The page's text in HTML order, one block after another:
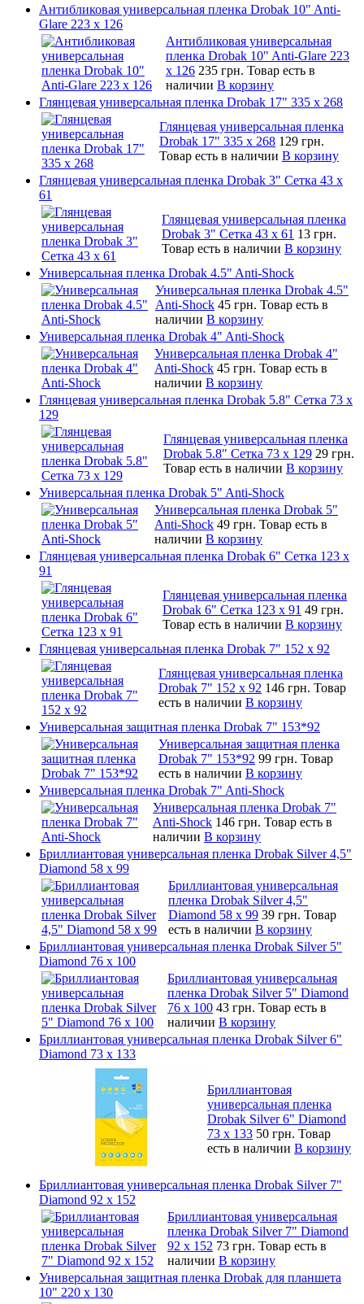
Антибликовая универсальная пленка Drobak 10" Anti-
Glare 223 x 126
Антибликовая универсальная
пленка Drobak 10" Anti-Glare 223
x 126 235 грн. Товар есть в
наличии В корзину
Глянцевая универсальная пленка Drobak 17" 335 х 268
Глянцевая универсальная пленка
Drobak 17" 335 х 268 129 грн.
Товар есть в наличии В корзину
Глянцевая универсальная пленка Drobak 3" Сетка 43 x
61
Глянцевая универсальная пленка
Drobak 3" Сетка 43 x 61 13 грн.
Товар есть в наличии В корзину
Универсальная пленка Drobak 4.5" Anti-Shock
Универсальная пленка Drobak 4.5"
Anti-Shock 45 грн. Товар есть в
наличии В корзину
Универсальная пленка Drobak 4" Anti-Shock
Универсальная пленка Drobak 4"
Anti-Shock 45 грн. Товар есть в
наличии В корзину
Глянцевая универсальная пленка Drobak 5.8" Сетка 73 x
129
Глянцевая универсальная пленка
Drobak 5.8" Сетка 73 x 129 29 грн.
Товар есть в наличии В корзину
Универсальная пленка Drobak 5" Anti-Shock
Универсальная пленка Drobak 5"
Anti-Shock 49 грн. Товар есть в
наличии В корзину
Глянцевая универсальная пленка Drobak 6" Сетка 123 х
91
Глянцевая универсальная пленка
Drobak 6" Сетка 123 х 91 49 грн.
Товар есть в наличии В корзину
Глянцевая универсальная пленка Drobak 7" 152 x 92
Глянцевая универсальная пленка
Drobak 7" 152 x 92 146 грн. Товар
есть в наличии В корзину
Универсальная защитная пленка Drobak 7" 153*92
Универсальная защитная пленка
Drobak 7" 153*92 99 грн. Товар
есть в наличии В корзину
Универсальная пленка Drobak 7" Anti-Shock
Универсальная пленка Drobak 7"
Anti-Shock 146 грн. Товар есть в
наличии В корзину
Бриллиантовая универсальная пленка Drobak Silver 4,5"
Diamond 58 х 99
Бриллиантовая универсальная
пленка Drobak Silver 4,5"
Diamond 58 х 99 39 грн. Товар
есть в наличии В корзину
Бриллиантовая универсальная пленка Drobak Silver 5"
Diamond 76 х 100
Бриллиантовая универсальная
пленка Drobak Silver 5" Diamond
76 х 100 43 грн. Товар есть в
наличии В корзину
Бриллиантовая универсальная пленка Drobak Silver 6"
Diamond 73 х 133
Бриллиантовая
универсальная пленка
Drobak Silver 6" Diamond
73 х 133 50 грн. Товар
есть в наличии В корзину
Бриллиантовая универсальная пленка Drobak Silver 7"
Diamond 92 х 152
Бриллиантовая универсальная
пленка Drobak Silver 7" Diamond
92 х 152 73 грн. Товар есть в
наличии В корзину
Универсальная защитная пленка Drobak для планшета
10" 220 x 130